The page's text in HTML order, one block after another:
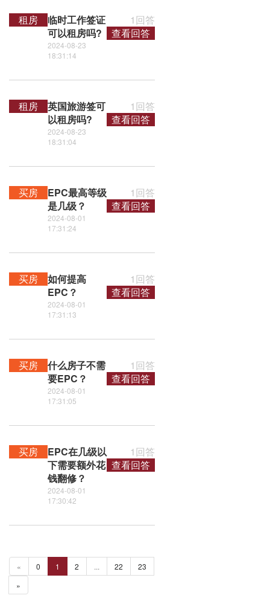
租房
临时工作签证
可以租房吗?
2024-08-23
18:31:14
1回答
查看回答
租房
英国旅游签可
以租房吗?
2024-08-23
18:31:04
1回答
查看回答
买房
EPC最高等级
是几级？
2024-08-01
17:31:24
1回答
查看回答
买房
如何提高
EPC？
2024-08-01
17:31:13
1回答
查看回答
买房
什么房子不需
要EPC？
2024-08-01
17:31:05
1回答
查看回答
买房
EPC在几级以
下需要额外花
钱翻修？
2024-08-01
17:30:42
1回答
查看回答
« 0 1 2 ... 22
23
»